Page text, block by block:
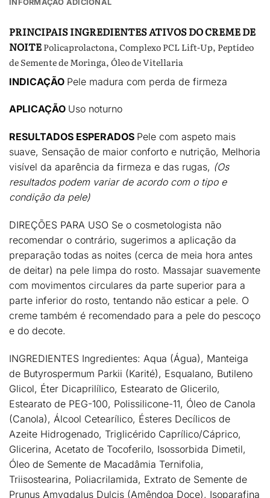
INFORMAÇÃO ADICIONAL
PRINCIPAIS INGREDIENTES ATIVOS DO CREME DE
NOITEPolicaprolactona, Complexo PCL Lift-Up, Peptídeo
de Semente de Moringa, Óleo de Vitellaria
INDICAÇÃO Pele madura com perda de firmeza
APLICAÇÃO Uso noturno
RESULTADOS ESPERADOS Pele com aspeto mais
suave, Sensação de maior conforto e nutrição, Melhoria
visível da aparência da firmeza e das rugas, (Os
resultados podem variar de acordo com o tipo e
condição da pele)
DIREÇÕES PARA USO Se o cosmetologista não
recomendar o contrário, sugerimos a aplicação da
preparação todas as noites (cerca de meia hora antes
de deitar) na pele limpa do rosto. Massajar suavemente
com movimentos circulares da parte superior para a
parte inferior do rosto, tentando não esticar a pele. O
creme também é recomendado para a pele do pescoço
e do decote.
INGREDIENTES Ingredientes: Aqua (Água), Manteiga
de Butyrospermum Parkii (Karité), Esqualano, Butileno
Glicol, Éter Dicaprilílico, Estearato de Glicerilo,
Estearato de PEG-100, Polissilicone-11, Óleo de Canola
(Canola), Álcool Cetearílico, Ésteres Decílicos de
Azeite Hidrogenado, Triglicérido Caprílico/Cáprico,
Glicerina, Acetato de Tocoferilo, Isossorbida Dimetil,
Óleo de Semente de Macadâmia Ternifolia,
Triisostearina, Poliacrilamida, Extrato de Semente de
Prunus Amygdalus Dulcis (Amêndoa Doce), Isoparafina